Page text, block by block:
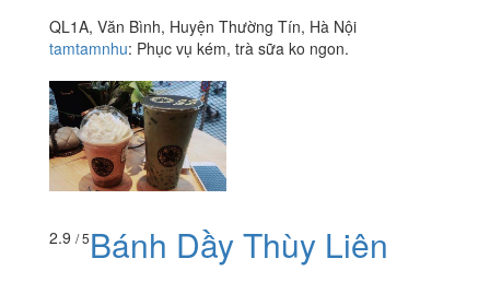
QL1A, Văn Bình, Huyện Thường Tín, Hà Nội
tamtamnhu: Phục vụ kém, trà sữa ko ngon.
2.9 / 5Bánh Dầy Thùy Liên